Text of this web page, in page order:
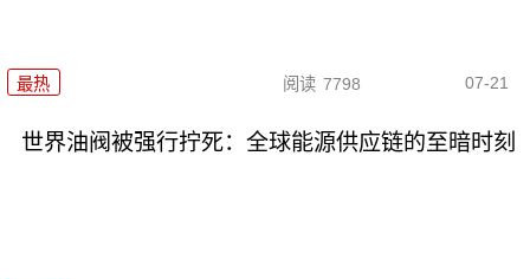
最热 阅读 7798 07-21
世界油阀被强行拧死：全球能源供应链的至暗时刻